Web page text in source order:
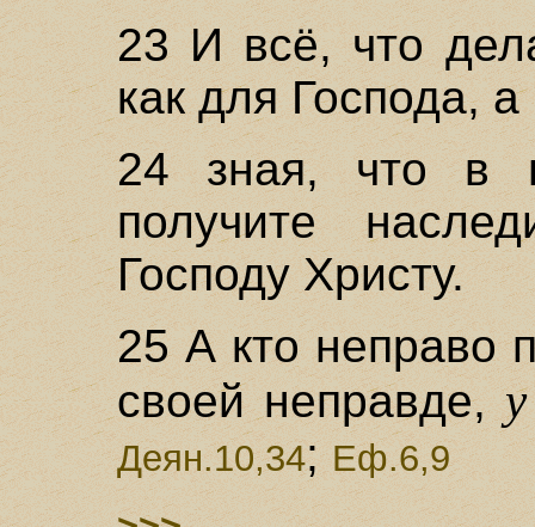
23 И всё, что
как для Господа,
24 зная, что в
получите
Господу Христу.
25 А кто неправо
своей неправде,
Деян.10,34; Еф.6,9